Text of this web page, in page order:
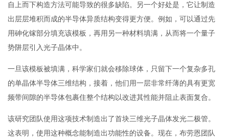
自上而下构造方法可能导致的很多缺陷。另一个好处是，它让制造
出层层堆积而成的半导体异质结构变得更方便。例如，可以通过先
用砷化镓部分填充该模板，再用另一种材料填满，从而将一个量子
势阱层引入光子晶体中。
一旦该模板被填满，科学家们就会移除球体，只留下一个复杂多孔
的单晶体半导体三维结构，接着，他们用一层非常纤薄的具有更宽
频带间隙的半导体包裹住整个结构以改进其性能并阻止表面复合。
该研究团队使用这项技术制造出了首块三维光子晶体发光二极管。
这表明，使用这种概念能制造出功能性的设备。现在，布劳恩团队